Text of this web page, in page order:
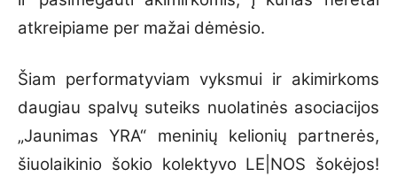
atkreipiame per mažai dėmėsio.
Šiam performatyviam vyksmui ir akimirkoms
daugiau spalvų suteiks nuolatinės asociacijos
„Jaunimas YRA“ meninių kelionių partnerės,
šiuolaikinio šokio kolektyvo LE|NOS šokėjos!